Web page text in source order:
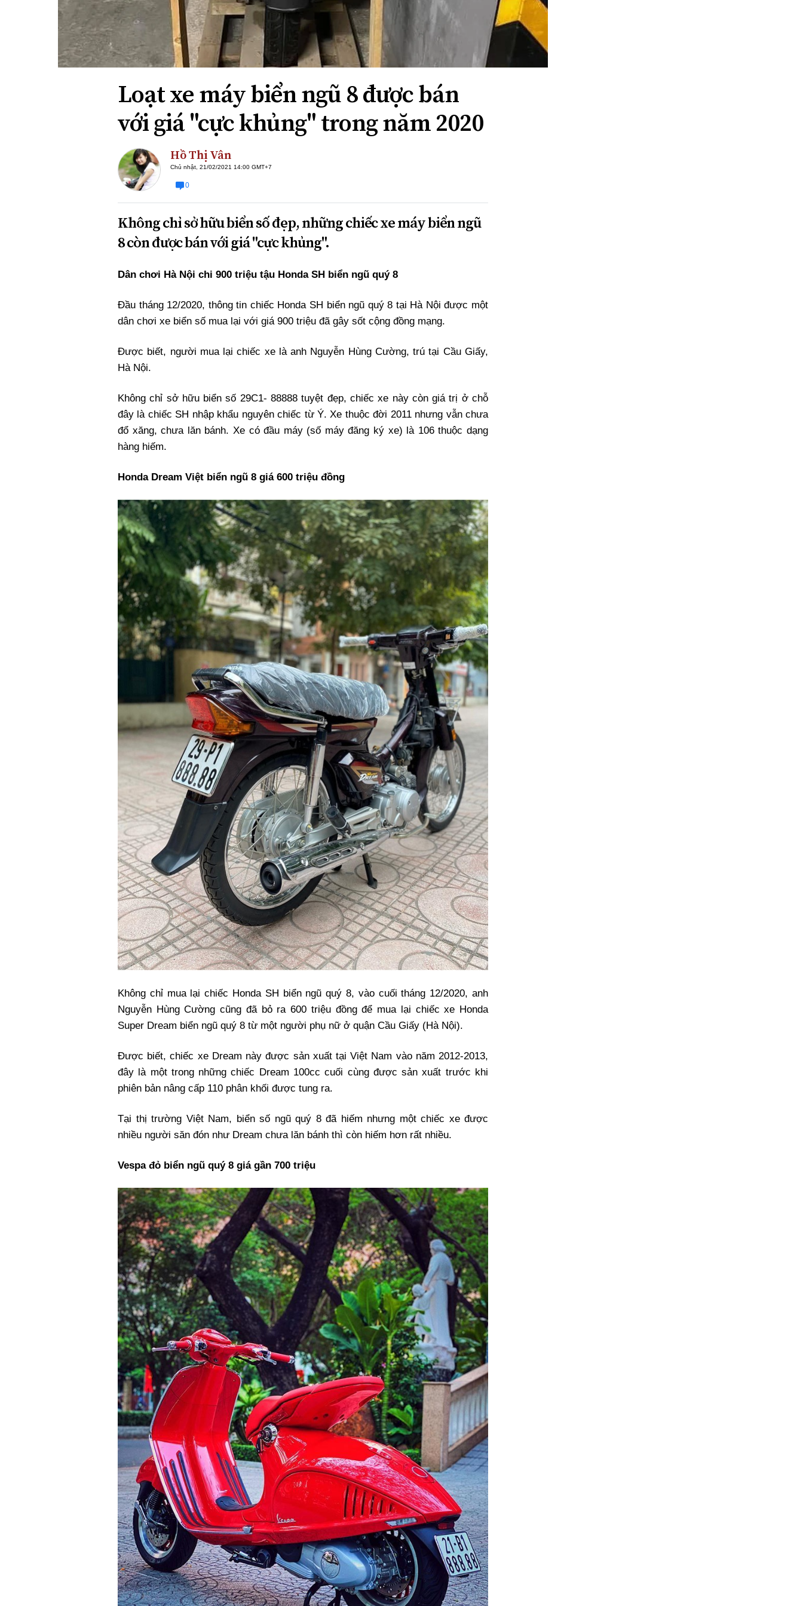
Xi nhan Trái Phải
Bạn đọc viết
Loạt xe máy biển ngũ 8 được bán
với giá "cực khủng" trong năm 2020
Hồ Thị Vân
Chủ nhật, 21/02/2021 14:00 GMT+7
0
Không chỉ sở hữu biển số đẹp, những chiếc xe máy biển ngũ
8 còn được bán với giá "cực khủng".
Dân chơi Hà Nội chi 900 triệu tậu Honda SH biển ngũ quý 8
Đầu tháng 12/2020, thông tin chiếc Honda SH biển ngũ quý 8 tại Hà Nội được một
dân chơi xe biển số mua lại với giá 900 triệu đã gây sốt cộng đồng mạng.
Được biết, người mua lại chiếc xe là anh Nguyễn Hùng Cường, trú tại Cầu Giấy,
Hà Nội.
Không chỉ sở hữu biển số 29C1- 88888 tuyệt đẹp, chiếc xe này còn giá trị ở chỗ
đây là chiếc SH nhập khẩu nguyên chiếc từ Ý. Xe thuộc đời 2011 nhưng vẫn chưa
đổ xăng, chưa lăn bánh. Xe có đầu máy (số máy đăng ký xe) là 106 thuộc dạng
hàng hiếm.
Honda Dream Việt biển ngũ 8 giá 600 triệu đồng
Không chỉ mua lại chiếc Honda SH biển ngũ quý 8, vào cuối tháng 12/2020, anh
Nguyễn Hùng Cường cũng đã bỏ ra 600 triệu đồng để mua lại chiếc xe Honda
Super Dream biển ngũ quý 8 từ một người phụ nữ ở quận Cầu Giấy (Hà Nội).
Được biết, chiếc xe Dream này được sản xuất tại Việt Nam vào năm 2012-2013,
đây là một trong những chiếc Dream 100cc cuối cùng được sản xuất trước khi
phiên bản nâng cấp 110 phân khối được tung ra.
Tại thị trường Việt Nam, biển số ngũ quý 8 đã hiếm nhưng một chiếc xe được
nhiều người săn đón như Dream chưa lăn bánh thì còn hiếm hơn rất nhiều.
Vespa đỏ biển ngũ quý 8 giá gần 700 triệu